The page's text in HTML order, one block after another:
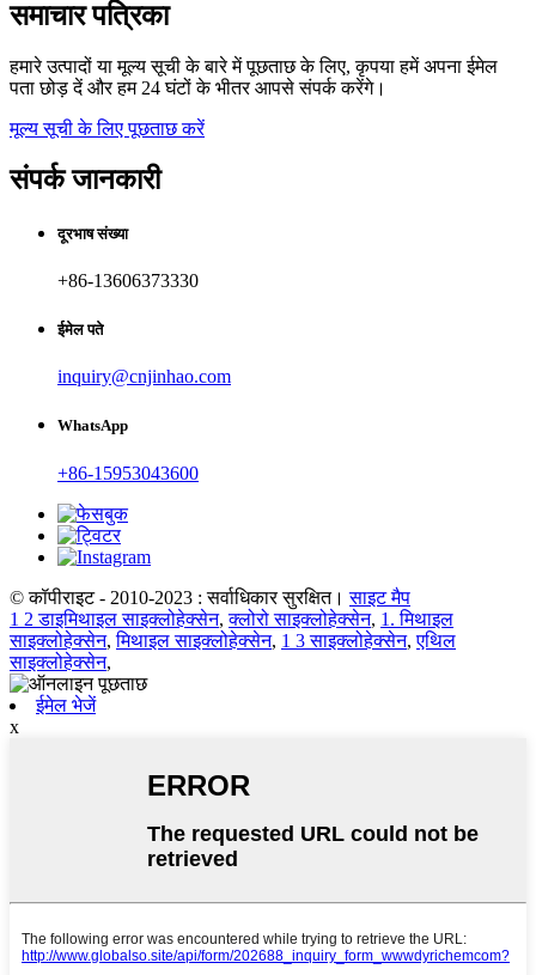
समाचार पत्रिका
हमारे उत्पादों या मूल्य सूची के बारे में पूछताछ के लिए, कृपया हमें अपना ईमेल
पता छोड़ दें और हम 24 घंटों के भीतर आपसे संपर्क करेंगे।
मूल्य सूची के लिए पूछताछ करें
संपर्क जानकारी
दूरभाष संख्या
+86-13606373330
ईमेल पते
inquiry@cnjinhao.com
WhatsApp
+86-15953043600
© कॉपीराइट - 2010-2023 : सर्वाधिकार सुरक्षित। साइट मैप
1 2 डाइमिथाइल साइक्लोहेक्सेन,क्लोरो साइक्लोहेक्सेन, 1. मिथाइल
साइक्लोहेक्सेन,मिथाइल साइक्लोहेक्सेन, 1 3 साइक्लोहेक्सेन,एथिल
साइक्लोहेक्सेन,
ईमेल भेजें
x